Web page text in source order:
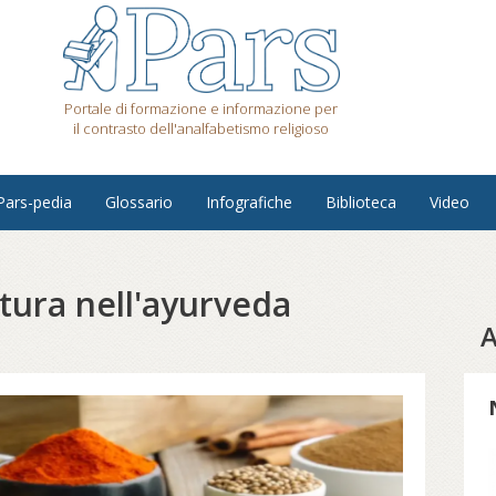
Portale di formazione e informazione per
il contrasto dell'analfabetismo religioso
pedia Glossario Infografiche Biblioteca Video
nell'ayurveda